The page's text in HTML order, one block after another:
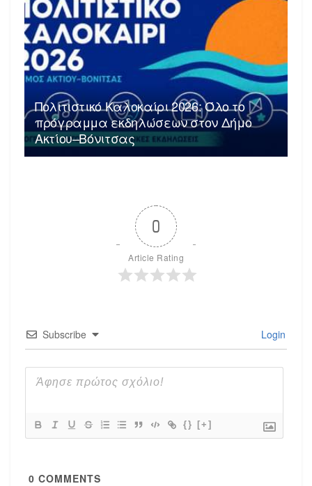
Πολιτιστικό Καλοκαίρι 2026: Όλο το
πρόγραμμα εκδηλώσεων στον Δήμο
Ακτίου–Βόνιτσας
0
Article Rating
Subscribe Login
{} [+]
0 COMMENTS